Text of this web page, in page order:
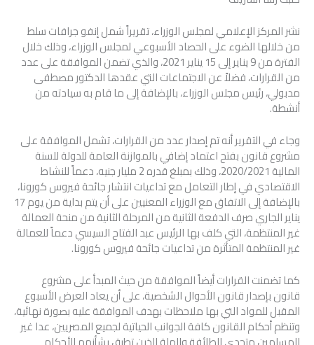
نشر المركز الإعلامي لمجلس الوزراء، تقريراً شمل إنفو جرافات سلط
من خلالها الضوء على الحصاد الأسبوعي لمجلس الوزراء، وذلك خلال
الفترة من 9 يناير إلى 15 يناير 2021، والذي تضمن الموافقة على عدد
من القرارات، فضلاً عن الاجتماعات التي عقدها الدكتور مصطفى
مدبولي، رئيس مجلس الوزراء، بالإضافة إلى ما قام به سيادته من
أنشطة.
وجاء في التقرير أنه تم إصدار عدد من القرارات، تشمل الموافقة على
مشروع قانون بفتح اعتماد إضافي بالموازنة العامة للدولة للسنة
المالية 2020/2021، وذلك بمبلغ قدره 2 مليار جنيه، دعماً للنشاط
الاقتصادي في إطار التعامل مع تداعيات انتشار جائحة فيروس كورونا،
بالإضافة إلى الاتفاق مع الوزراء المعنيين على أن يتم بداية من يوم 17
يناير الجاري صرف الدفعة الثانية من المرحلة الثانية من منحة العمالة
غير المنتظمة، التي كلف بها الرئيس عبد الفتاح السيسي دعماً للعمالة
غير المنتظمة المتأثرة من تداعيات جائحة فيروس كورونا.
كما تضمنت القرارات أيضاً الموافقة من حيث المبدأ على مشروع
قانون بإصدار قانون الأحوال الشخصية، على أن يعاد العرض الأسبوع
المقبل للمواد التي بها ملاحظات بهدف الموافقة عليه بصورة نهائية،
وتنظم أحكام القانون كافة الجوانب الحياتية لجميع المصريين، عدا غير